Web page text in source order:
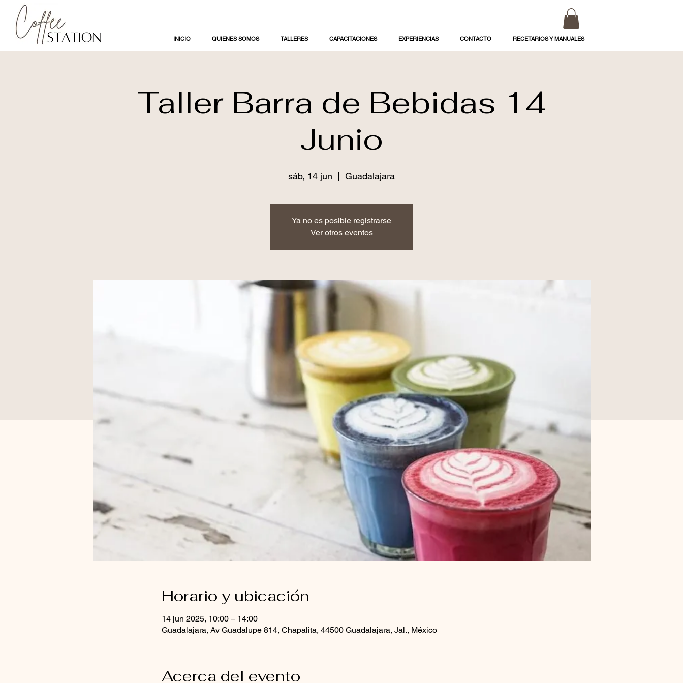
INICIO QUIENES SOMOS TALLERES CAPACITACIONES EXPERIENCIAS CONTACTO RECETARIOS Y MANUALES
Taller Barra de Bebidas 14
Junio
sáb, 14 jun
  |
Guadalajara
Ya no es posible registrarse
Ver otros eventos
Horario y ubicación
14 jun 2025, 10:00 – 14:00
Guadalajara, Av Guadalupe 814, Chapalita, 44500 Guadalajara, Jal., México
Acerca del evento